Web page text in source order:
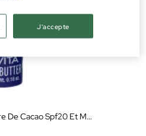
Baume À Lèvres Au Beurre De Cacao Spf20 Et Miel
J'accepte